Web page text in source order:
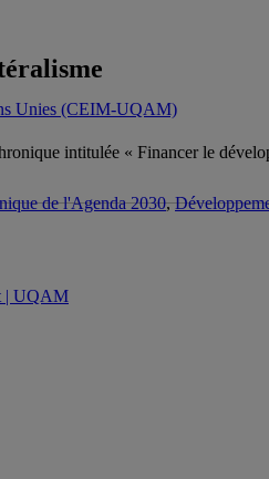
intitulée « Financer le
Unies (CEIM-UQAM)
de l'Agenda 2030,